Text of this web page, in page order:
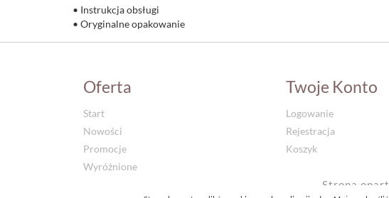
• Instrukcja obsługi
• Oryginalne opakowanie
Oferta
Start
Nowości
Promocje
Wyróżnione
Twoje Konto
Logowanie
Rejestracja
Koszyk
Strona